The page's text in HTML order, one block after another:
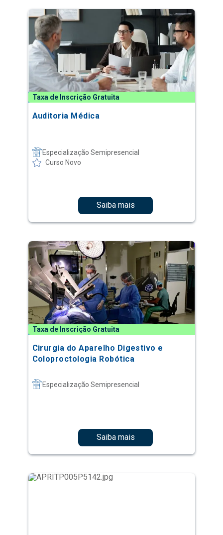
Taxa de Inscrição Gratuita
Auditoria Médica
Especialização Semipresencial
Curso Novo
Saiba mais
Taxa de Inscrição Gratuita
Cirurgia do Aparelho Digestivo e
Coloproctologia Robótica
Especialização Semipresencial
Saiba mais